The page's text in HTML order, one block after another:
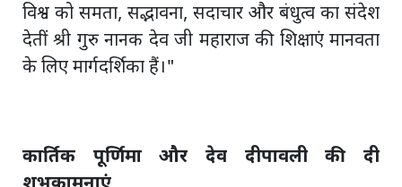
विश्व को समता, सद्भावना, सदाचार और बंधुत्व का संदेश
देतीं श्री गुरु नानक देव जी महाराज की शिक्षाएं मानवता
के लिए मार्गदर्शिका हैं।"
कार्तिक पूर्णिमा और देव दीपावली की दी